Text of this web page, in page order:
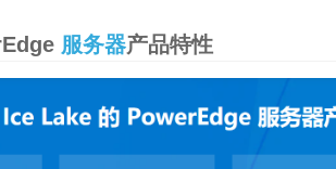
服务器产品特性